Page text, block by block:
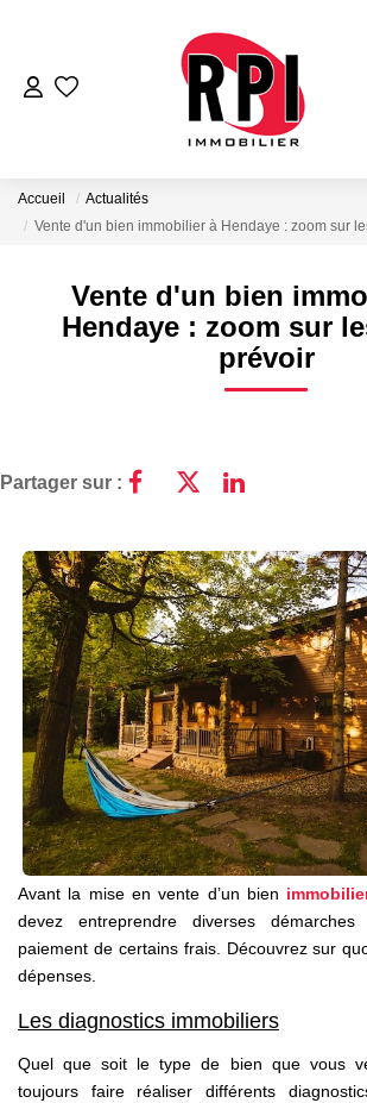
VENTES
NOS SERVICES
Estimation
Nos Partenaires
NOTRE AGENCE
L'agence
Notre Équipe
Avis Clients
Actualités
CONTACT
ES
Accueil
Actualités
Vente d'un bien immobilier à Hendaye : zoom sur
Vente d'un bien
Hendaye : zoom sur
prévoir
Partager sur :
Avant la mise en vente d’un bien
devez entreprendre diverses
paiement de certains frais. Découvrez sur
dépenses.
Les diagnostics immobiliers
Quel que soit le type de bien que vous
toujours faire réaliser différents